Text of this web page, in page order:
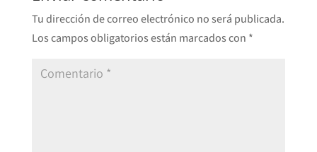
Tu dirección de correo electrónico no será publicada.
Los campos obligatorios están marcados con *